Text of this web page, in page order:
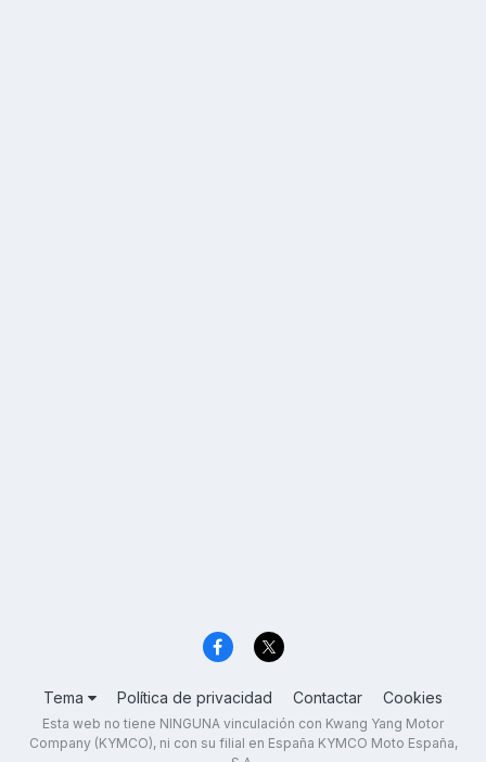
Tema Política de privacidad Contactar Cookies
Esta web no tiene NINGUNA vinculación con Kwang Yang Motor
Company (KYMCO), ni con su filial en España KYMCO Moto España,